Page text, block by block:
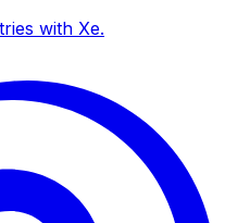
with Xe.